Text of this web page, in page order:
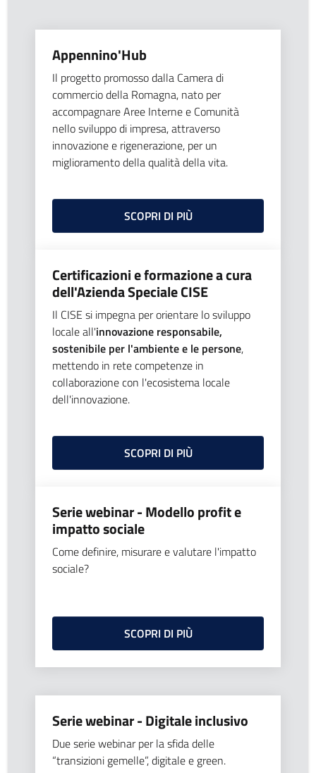
Appennino'Hub
Il progetto promosso dalla Camera di
commercio della Romagna, nato per
accompagnare Aree Interne e Comunità
nello sviluppo di impresa, attraverso
innovazione e rigenerazione, per un
miglioramento della qualità della vita.
SCOPRI DI PIÙ
Certificazioni e formazione a cura
dell'Azienda Speciale CISE
Il CISE si impegna per orientare lo sviluppo
locale all'innovazione responsabile,
sostenibile per l'ambiente e le persone,
mettendo in rete competenze in
collaborazione con l'ecosistema locale
dell'innovazione.
SCOPRI DI PIÙ
Serie webinar - Modello profit e
impatto sociale
Come definire, misurare e valutare l'impatto
sociale?
SCOPRI DI PIÙ
Serie webinar - Digitale inclusivo
Due serie webinar per la sfida delle
“transizioni gemelle”, digitale e green.